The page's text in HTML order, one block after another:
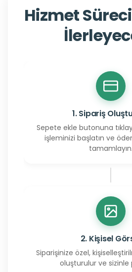
Hizmet
1. Sipariş
Sepete ekle butonuna
işleminizi başlatın ve
tamamlayın.
2. Kişisel
Siparişinize özel,
oluşturulur ve sizinle